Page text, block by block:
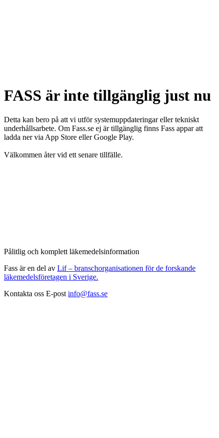
FASS är inte tillgänglig just nu
Detta kan bero på att vi utför systemuppdateringar eller tekniskt
underhållsarbete. Om Fass.se ej är tillgänglig finns Fass appar att
ladda ner via App Store eller Google Play.
Välkommen åter vid ett senare tillfälle.
Pålitlig och komplett läkemedelsinformation
Fass är en del av Lif – branschorganisationen för de forskande
läkemedelsföretagen i Sverige.
Kontakta oss E-post info@fass.se